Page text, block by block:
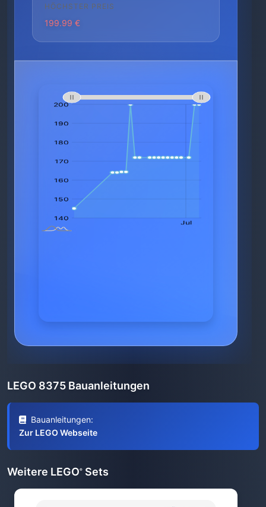
HÖCHSTER PREIS
199.99 €
LEGO 8375 Bauanleitungen
Bauanleitungen:
Zur LEGO Webseite
Weitere LEGO® Sets